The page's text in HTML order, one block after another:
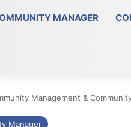
MANAGER
Management &
Manager